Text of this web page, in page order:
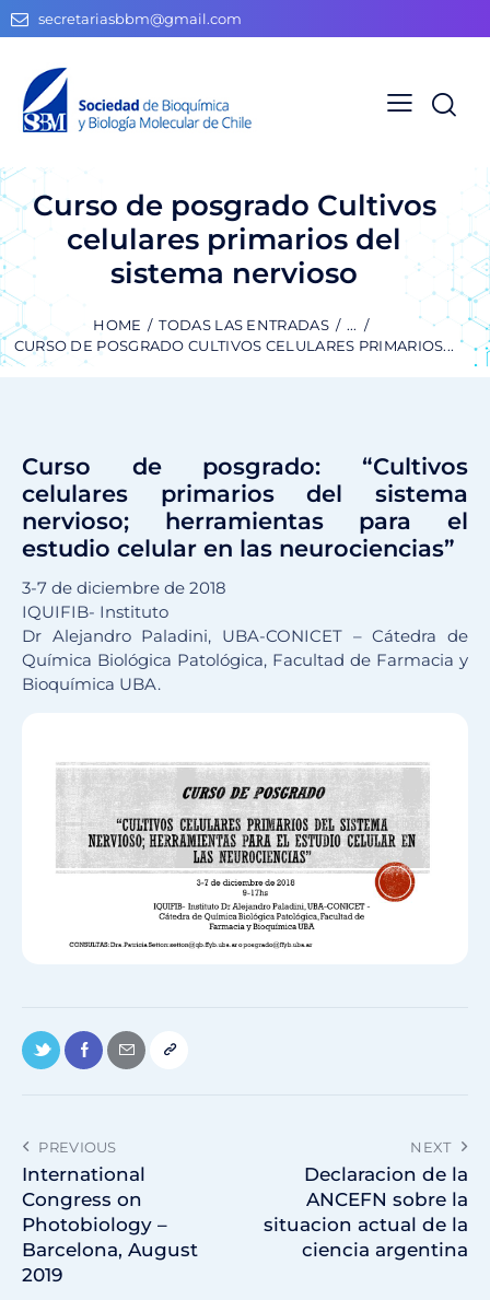
secretariasbbm@gmail.com
Curso de posgrado Cultivos
celulares primarios del
sistema nervioso
HOME TODAS LAS ENTRADAS
...
CURSO DE POSGRADO CULTIVOS CELULARES PRIMARIOS...
Curso de posgrado: “Cultivos
celulares primarios del sistema
nervioso; herramientas para el
estudio celular en las neurociencias”
3-7 de diciembre de 2018
IQUIFIB- Instituto
Dr Alejandro Paladini, UBA-CONICET – Cátedra de
Química Biológica Patológica, Facultad de Farmacia y
Bioquímica UBA.
PREVIOUS
International
Congress on
Photobiology –
Barcelona, August
2019
NEXT
Declaracion de la
ANCEFN sobre la
situacion actual de la
ciencia argentina